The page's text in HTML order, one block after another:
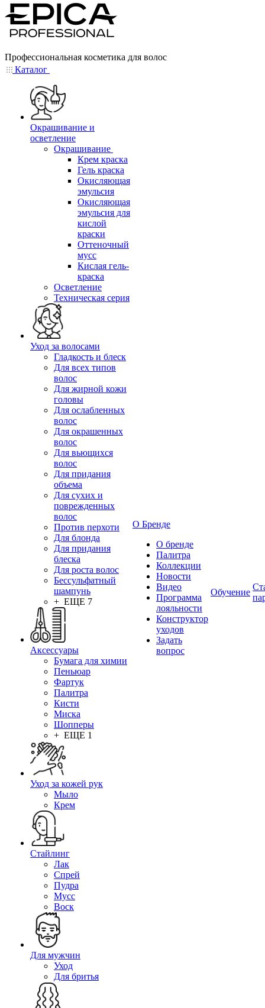
Профессиональная косметика для волос
Каталог
Окрашивание и
осветление
Окрашивание
Крем краска
Гель краска
Окисляющая
эмульсия
Окисляющая
эмульсия для
кислой
краски
Оттеночный
мусс
Кислая гель-
краска
Осветление
Техническая серия
Уход за волосами
Гладкость и блеск
Для всех типов
волос
Для жирной кожи
головы
Для ослабленных
волос
Для окрашенных
волос
Для вьющихся
волос
Для придания
объема
Для сухих и
поврежденных
волос
Против перхоти
Для блонда
Для придания
блеска
Для роста волос
Бессульфатный
шампунь
+ ЕЩЕ 7
Аксессуары
Бумага для химии
Пеньюар
Фартук
Палитра
Кисти
Миска
Шопперы
+ ЕЩЕ 1
Уход за кожей рук
Мыло
Крем
Стайлинг
Лак
Спрей
Пудра
Мусс
Воск
Для мужчин
Уход
Для бритья
О Бренде
О бренде
Палитра
Коллекции
Новости
Видео
Программа
лояльности
Конструктор
уходов
Задать
вопрос
Обучение